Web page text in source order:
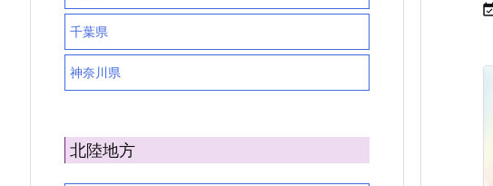
千葉県
神奈川県
北陸地方